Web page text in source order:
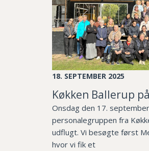
18. SEPTEMBER 2025
Køkken Ballerup
Onsdag den 17.
personalegruppen fra
udflugt. Vi besøgte først
hvor vi fik et